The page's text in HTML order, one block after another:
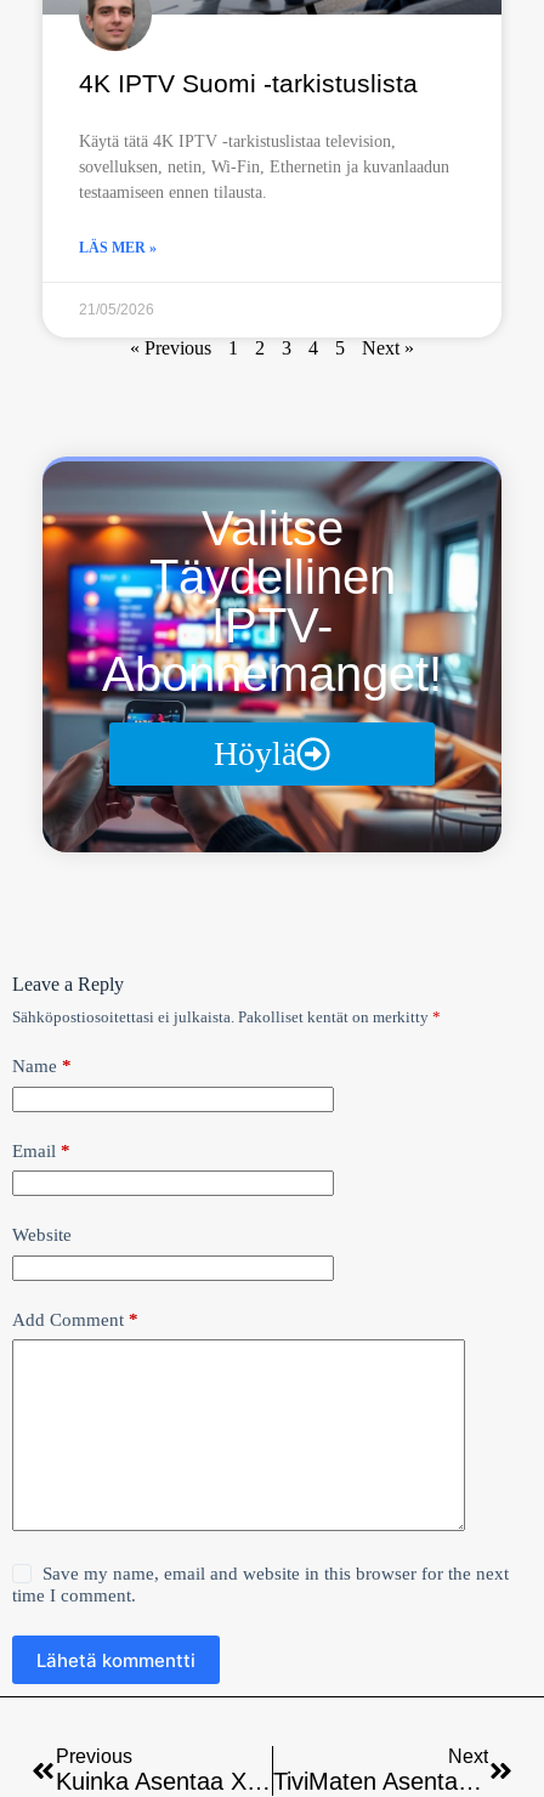
4K IPTV Suomi -tarkistuslista
Käytä tätä 4K IPTV -tarkistuslistaa television,
sovelluksen, netin, Wi-Fin, Ethernetin ja kuvanlaadun
testaamiseen ennen tilausta.
LÄS MER »
21/05/2026
« Previous 1 2 3 4 5 Next »
Valitse
Täydellinen
IPTV-
Abonnemanget!
Höylä
Leave a Reply
Sähköpostiosoitettasi ei julkaista. Pakolliset kentät on merkitty *
Name *
Email *
Website
Add Comment *
Save my name, email and website in this browser for the next
time I comment.
Lähetä kommentti
Previous
Kuinka Asentaa Xtream9 Rokuun: Vaiheittainen Opas
Next
TiviMaten Asentaminen Nvidia Shieldiin: Vaiheittainen Opas